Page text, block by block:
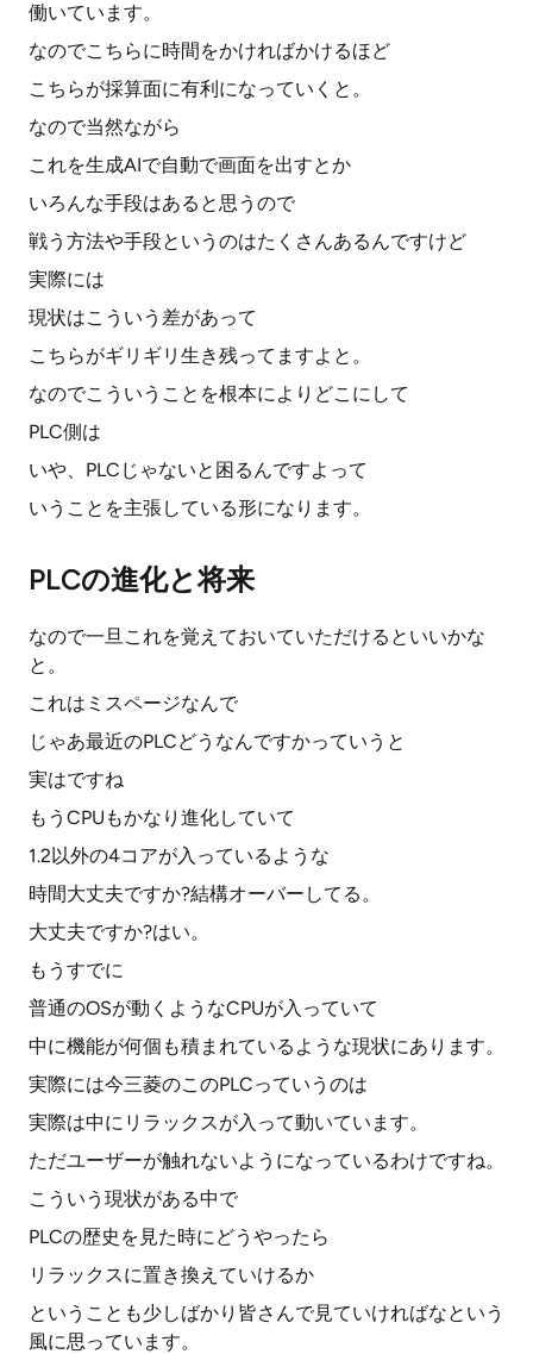
働いています。
なのでこちらに時間をかければかけるほど
こちらが採算面に有利になっていくと。
なので当然ながら
これを生成AIで自動で画面を出すとか
いろんな手段はあると思うので
戦う方法や手段というのはたくさんあるんですけど
実際には
現状はこういう差があって
こちらがギリギリ生き残ってますよと。
なのでこういうことを根本によりどこにして
PLC側は
いや、PLCじゃないと困るんですよって
いうことを主張している形になります。
PLCの進化と将来
なので一旦これを覚えておいていただけるといいかな
と。
これはミスページなんで
じゃあ最近のPLCどうなんですかっていうと
実はですね
もうCPUもかなり進化していて
1.2以外の4コアが入っているような
時間大丈夫ですか?結構オーバーしてる。
大丈夫ですか?はい。
もうすでに
普通のOSが動くようなCPUが入っていて
中に機能が何個も積まれているような現状にあります。
実際には今三菱のこのPLCっていうのは
実際は中にリラックスが入って動いています。
ただユーザーが触れないようになっているわけですね。
こういう現状がある中で
PLCの歴史を見た時にどうやったら
リラックスに置き換えていけるか
ということも少しばかり皆さんで見ていければなという
風に思っています。